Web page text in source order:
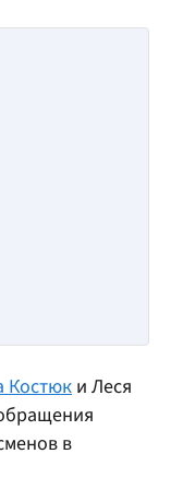
Костюк и Леся
в